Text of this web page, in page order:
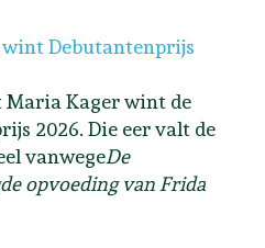
Debutantenprijs
Maria Kager wint de
2026. Die eer valt de
vanwegeDe
opvoeding van Frida